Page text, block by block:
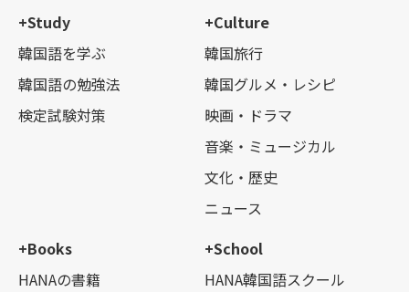
+Study
韓国語を学ぶ
韓国語の勉強法
検定試験対策
+Culture
韓国旅行
韓国グルメ・レシピ
映画・ドラマ
音楽・ミュージカル
文化・歴史
ニュース
+Books
HANAの書籍
+School
HANA韓国語スクール